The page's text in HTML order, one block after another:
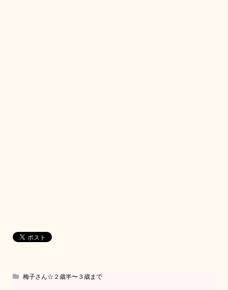
梅子さん☆２歳半〜３歳まで